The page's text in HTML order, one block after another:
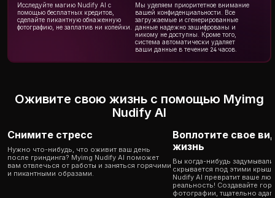
Исследуйте магию Nudify AI с
помощью бесплатных кредитов,
сделайте пикантную обнаженную
фотографию, не заплатив ни копейки.
Мы уделяем приоритетное внимание
вашей конфиденциальности. Все
загружаемые и сгенерированные
данные надежно зашифрованы и
никому не доступны. Кроме того,
система автоматически удаляет
ваши данные в течение 24 часов.
Оживите свою жизнь с помощью Myimg
Nudify AI
Снимите стресс
Нужно что-нибудь, что оживит ваш день
после гриндинга? Myimg Nudify AI поможет
вам отвлечься от работы и заняться горячими
и пикантными образами.
Воплотите свое
жизнь
Вы когда-нибудь
скрывается под этими
Nudify AI превратит ваше
реальность! Создавайте
фотографии, тщательно